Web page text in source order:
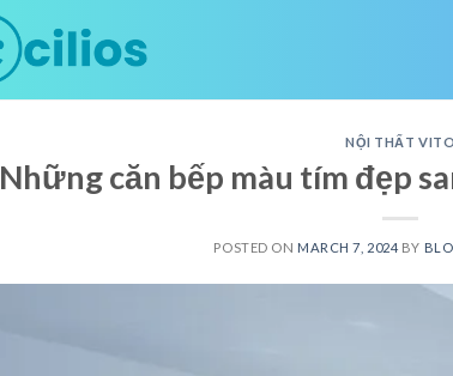
NỘI THẤT VITO
Những căn bếp màu tím đẹp
POSTED ON MARCH 7, 2024 BY